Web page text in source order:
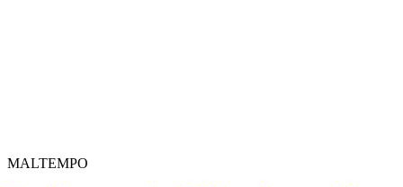
MALTEMPO